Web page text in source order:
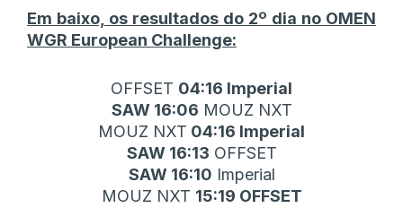
Em baixo, os resultados do 2º dia no OMEN
WGR European Challenge:
OFFSET 04:16 Imperial
SAW 16:06 MOUZ NXT
MOUZ NXT 04:16 Imperial
SAW 16:13 OFFSET
SAW 16:10 Imperial
MOUZ NXT 15:19 OFFSET